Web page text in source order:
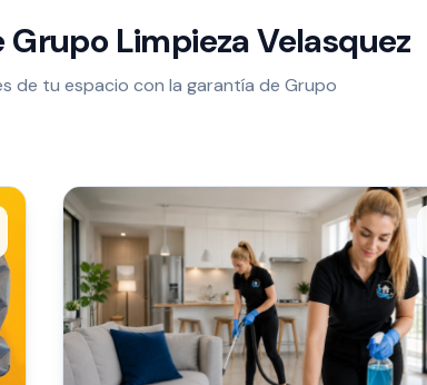
Limpieza Velasquez
de tu espacio con la garantía de Grupo